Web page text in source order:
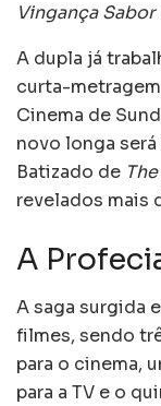
Vingança
A dupla já
curta-metragem
Cinema de
novo longa
Batizado de
revelados mais
A
A saga surgida
filmes, sendo
para o cinema,
para a TV e o